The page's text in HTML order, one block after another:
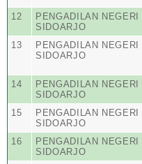
12
PENGADILAN NEGERI
SIDOARJO
13
PENGADILAN NEGERI
SIDOARJO
14
PENGADILAN NEGERI
SIDOARJO
15
PENGADILAN NEGERI
SIDOARJO
16
PENGADILAN NEGERI
SIDOARJO